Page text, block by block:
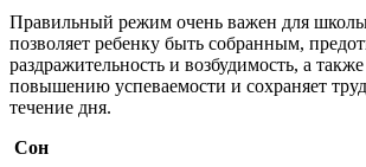
Правильный режим очень важен для
позволяет ребенку быть собранным,
раздражительность и возбудимость, а
повышению успеваемости и сохраняет
течение дня.
Сон